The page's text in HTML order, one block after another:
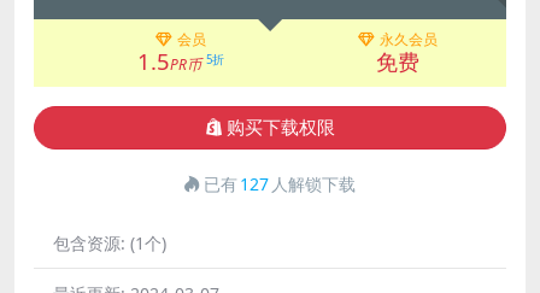
会员
1.5PR币 5折
永久会员
免费
购买下载权限
已有127 人解锁下载
包含资源: (1个)